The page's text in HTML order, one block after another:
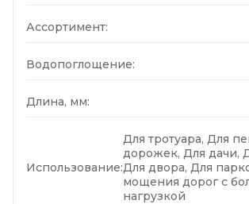
Ассортимент:
Водопоглощение:
Длина, мм:
Использование:
Для тротуара, Для
дорожек, Для дачи,
Для двора, Для
мощения дорог с
нагрузкой